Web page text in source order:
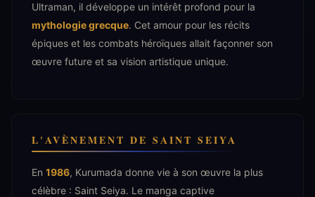
Ultraman, il développe un intérêt profond pour la
mythologie grecque. Cet amour pour les récits
épiques et les combats héroïques allait façonner son
œuvre future et sa vision artistique unique.
L'AVÈNEMENT DE SAINT SEIYA
En 1986, Kurumada donne vie à son œuvre la plus
célèbre : Saint Seiya. Le manga captive